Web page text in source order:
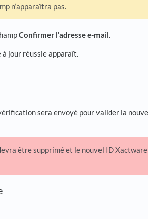
n’apparaîtra pas.
Confirmer l’adresse e-mail
à jour réussie apparaît.
sera envoyé pour valider la
être supprimé et le nouvel ID